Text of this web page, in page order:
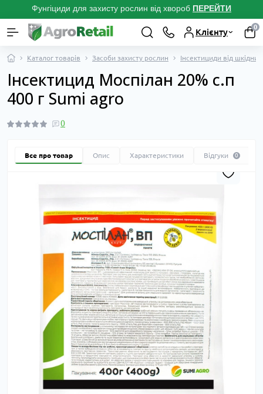
Фунгіциди для захисту рослин від хвороб ПЕРЕЙТИ
Клієнту
0
Каталог товарів Засоби захисту рослин Інсектициди від
Інсектицид Моспілан 20% с.п
400 г Sumi agro
0
Все про товар Опис Характеристики Відгуки 0